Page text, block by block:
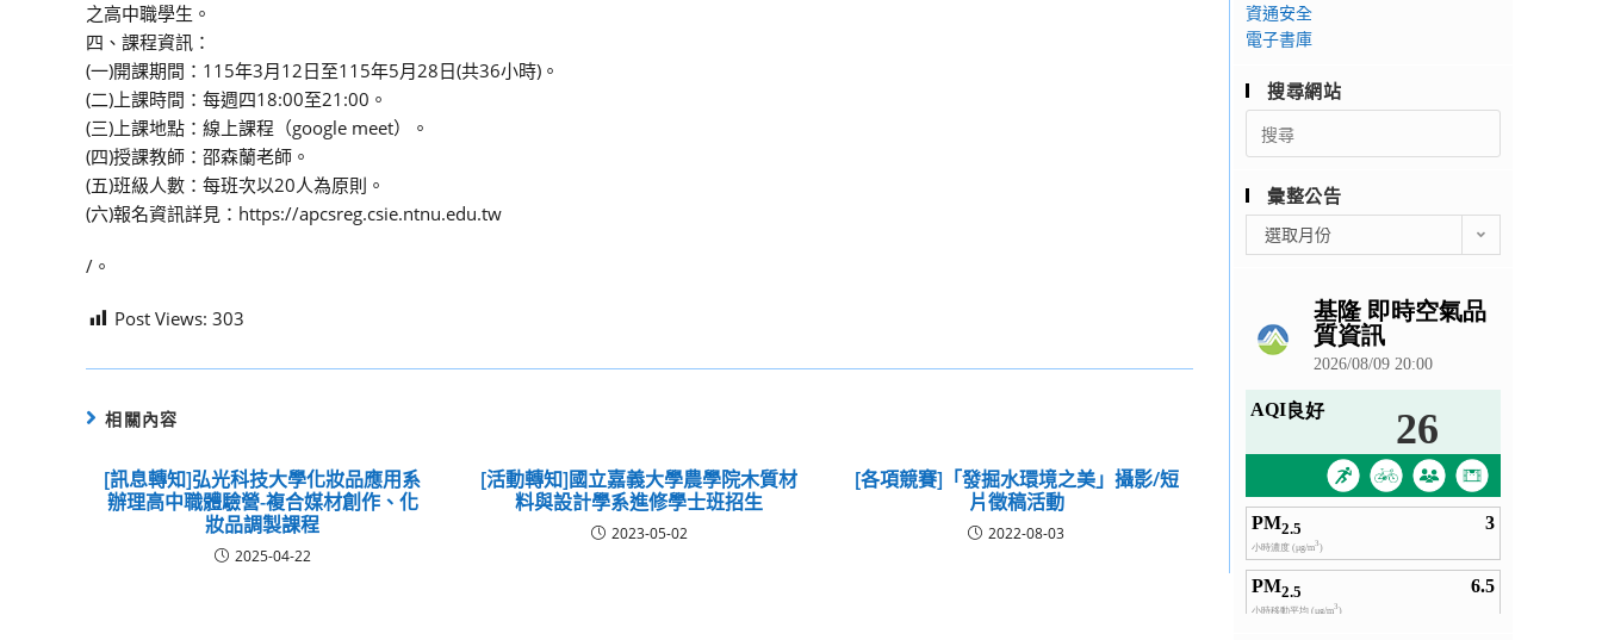
之高中職學生。
四、課程資訊：
(一)開課期間：115年3月12日至115年5月28日(共36小時)。
(二)上課時間：每週四18:00至21:00。
(三)上課地點：線上課程（google meet）。
(四)授課教師：邵森蘭老師。
(五)班級人數：每班次以20人為原則。
(六)報名資訊詳見：https://apcsreg.csie.ntnu.edu.tw
/。
Post Views: 303
相關內容
[訊息轉知]弘光科技大學化妝品應用系
辦理高中職體驗營-複合媒材創作、化
妝品調製課程
2025-04-22
[活動轉知]國立嘉義大學農學院木質材
料與設計學系進修學士班招生
2023-05-02
[各項競賽]「發掘水環境之美」攝影/短
片徵稿活動
2022-08-03
資通安全
電子書庫
搜尋網站
Search
for:
彙整公告
整
選取月份